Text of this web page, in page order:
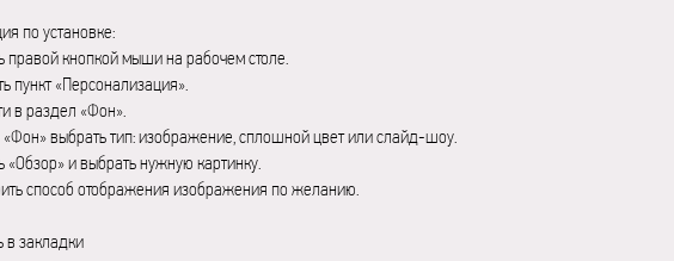
по установке:
кнопкой мыши на рабочем столе.
пункт «Персонализация».
в раздел «Фон».
выбрать тип: изображение, сплошной цвет или слайд-шоу.
и выбрать нужную картинку.
способ отображения изображения по желанию.
в закладки